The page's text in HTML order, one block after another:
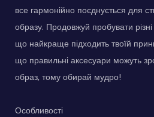
все гармонійно поєднується для
образу. Продовжуй пробувати різні
що найкраще підходить твоїй
що правильні аксесуари можуть
образ, тому обирай мудро!
Особливості